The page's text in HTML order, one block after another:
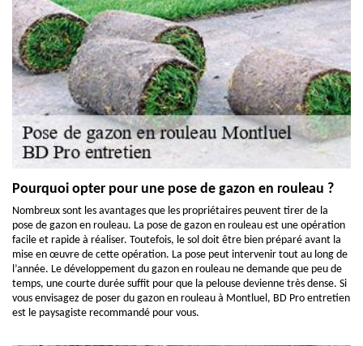
Pourquoi opter pour une pose de gazon en rouleau ?
Nombreux sont les avantages que les propriétaires peuvent tirer de la
pose de gazon en rouleau. La pose de gazon en rouleau est une opération
facile et rapide à réaliser. Toutefois, le sol doit être bien préparé avant la
mise en œuvre de cette opération. La pose peut intervenir tout au long de
l’année. Le développement du gazon en rouleau ne demande que peu de
temps, une courte durée suffit pour que la pelouse devienne très dense. Si
vous envisagez de poser du gazon en rouleau à Montluel, BD Pro entretien
est le paysagiste recommandé pour vous.